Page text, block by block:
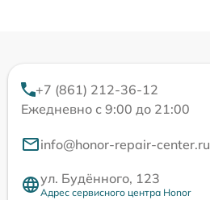
+7 (861) 212-36-12
Ежедневно с 9:00 до 21:00
info@honor-repair-center.ru
ул. Будённого, 123
Адрес сервисного центра Honor